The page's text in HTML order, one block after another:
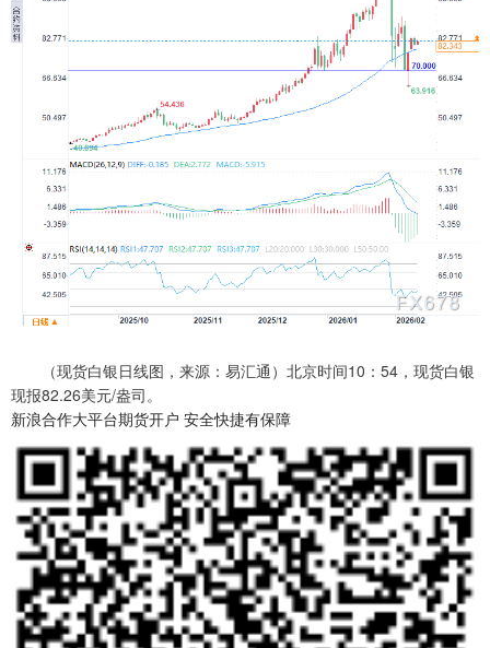
（现货白银日线图，来源：易汇通）北京时间10：54，现货白银
现报82.26美元/盎司。
新浪合作大平台期货开户 安全快捷有保障